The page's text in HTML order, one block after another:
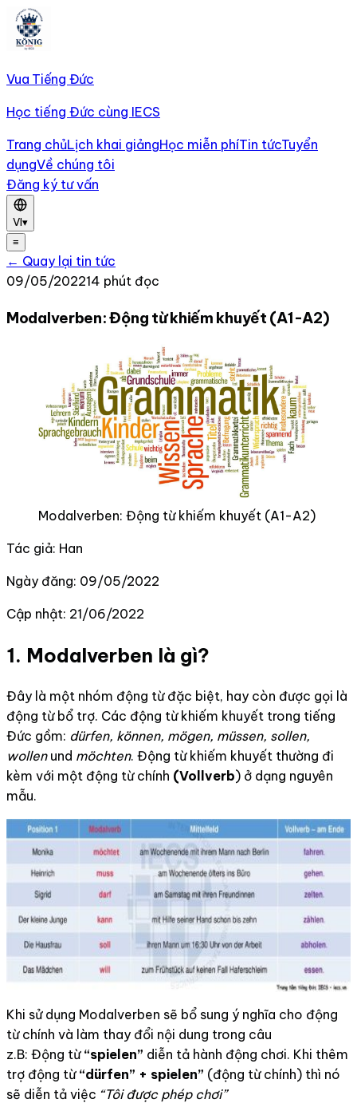
Vua Tiếng Đức
Học tiếng Đức cùng IECS
Trang chủLịch khai giảngHọc miễn phíTin tứcTuyển
dụngVề chúng tôi
Đăng ký tư vấn
VI▾
≡
← Quay lại tin tức
09/05/202214 phút đọc
Modalverben: Động từ khiếm khuyết (A1-A2)
Modalverben: Động từ khiếm khuyết (A1-A2)
Tác giả: Han
Ngày đăng: 09/05/2022
Cập nhật: 21/06/2022
1. Modalverben là gì?
Đây là một nhóm động từ đặc biệt, hay còn được gọi là
động từ bổ trợ. Các động từ khiếm khuyết trong tiếng
Đức gồm: dürfen, können, mögen, müssen, sollen,
wollenund möchten. Động từ khiếm khuyết thường đi
kèm với một động từ chính (Vollverb) ở dạng nguyên
mẫu.
Khi sử dụng Modalverben sẽ bổ sung ý nghĩa cho động
từ chính và làm thay đổi nội dung trong câu
z.B: Động từ “spielen” diễn tả hành động chơi. Khi thêm
trợ động từ “dürfen” + spielen” (động từ chính) thì nó
sẽ diễn tả việc “Tôi được phép chơi”